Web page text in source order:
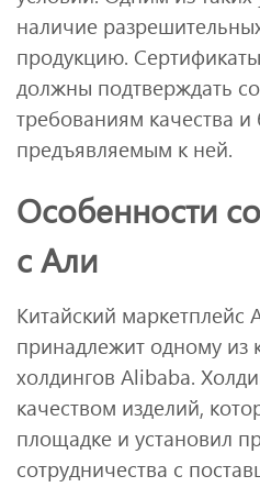
наличие
продукцию.
должны подтверждать
требованиям качества и
предъявляемым к ней.
Особенности
с Али
Китайский маркетплейс
принадлежит одному из
холдингов Alibaba.
качеством изделий,
площадке и установил
сотрудничества с